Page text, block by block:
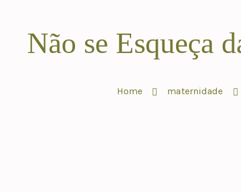
Não se Esqueça
Home maternidade